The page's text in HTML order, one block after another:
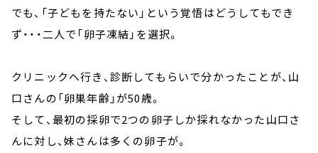
でも、「子どもを持たない」という覚悟はどうしてもでき
ず・・・二人で「卵子凍結」を選択。
クリニックへ行き、診断してもらいで分かったことが、山
口さんの「卵巣年齢」が50歳。
そして、最初の採卵で2つの卵子しか採れなかった山口さ
んに対し、妹さんは多くの卵子が。